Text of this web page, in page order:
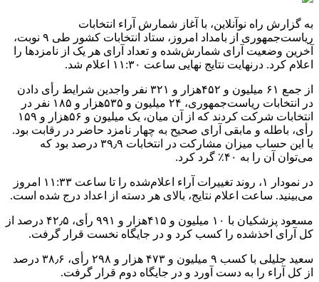
به گزارش راه نوآنلاین، با آغاز شمارش آراء انتخابات
ریاست‌جمهوری از بامداد امروز، ستاد انتخابات کشور طی ۹ نوبت،
آخرین وضعیت آرای شمارش‌شده و تعداد آرای هر یک از نامزدها را
اعلام کرد. درنهایت نتایج نهایی ساعت ۱۱:۳۰ اعلام شد.
از جمع ۶۱ میلیون و ۴۵۲هزار و ۳۲۱ نفر واجدین شرایط رأی دادن
در انتخابات ریاست‌جمهوری، ۲۴ میلیون و ۵۳۵هزار و ۱۸۵ نفر در
انتخابات شرکت کردند که از آن میان، یک میلیون و ۵۶هزار و ۱۵۹
رأی، باطله و مابقی آرای صحیح به چهار نامزد حاضر در رقابت بود.
با این حساب میزان مشارکت در انتخابات ۳۹٫۹ درصد بود که
می‌توان آن را به ۴۰٪ گرد کرد.
در نمودار ۱، روند تغییرات آراء اعلام‌شده را تا ساعت ۱۱:۳۳ امروز
می‌بینید. ساعت اعلام نتایج، بالای هر دسته از اعداد درج شده است.
مسعود پزشکیان با ۱۰ میلیون و ۴۱۵هزار و ۹۹۱ رأی، ۴۲٫۵ درصد از
کل آرای اخذشده را کسب کرد و در جایگاه نخست قرار گرفت.
سعید جلیلی با کسب ۹ میلیون و ۴۷۳ هزار و ۲۹۸ رأی، ۳۸٫۶ درصد
از کل آراء را به دست آورد و در جایگاه دوم قرار گرفت.